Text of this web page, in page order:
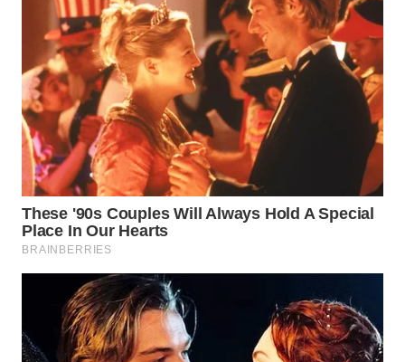
WN
BOROBUDUR
WN
MADURA
WN
SURABAYA
WN
WN
BINTAN